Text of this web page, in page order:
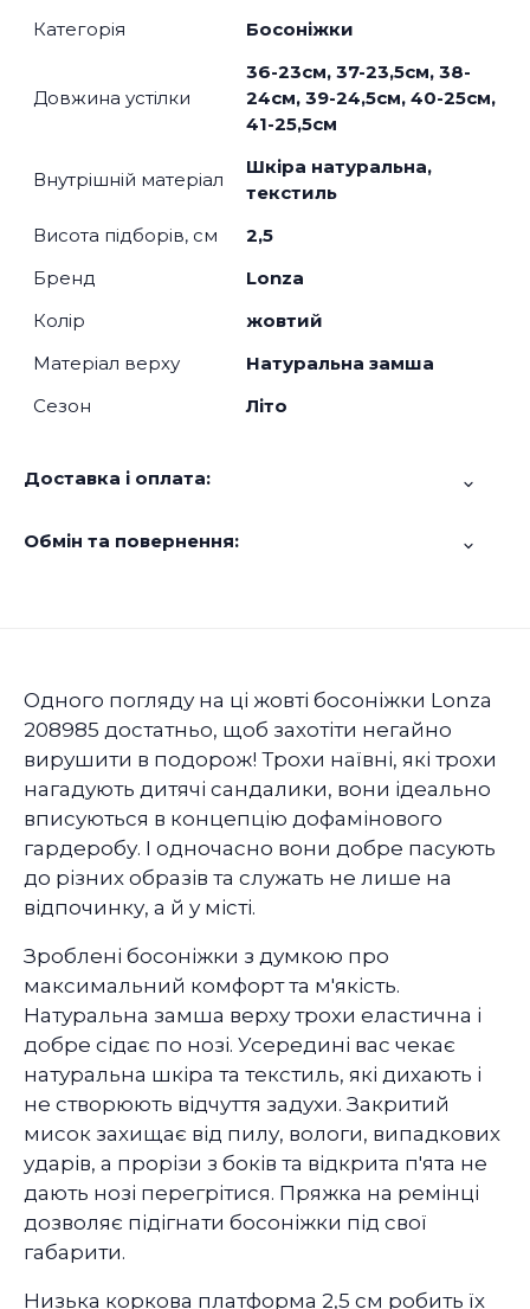
Категорія
Босоніжки
Довжина устілки
36-23см, 37-23,5см, 38-
24см, 39-24,5см, 40-25см,
41-25,5см
Внутрішній матеріал
Шкіра натуральна,
текстиль
Висота підборів, см
2,5
Бренд
Lonza
Колір
жовтий
Матеріал верху
Натуральна замша
Сезон
Літо
Доставка і оплата:
Обмін та повернення:
Одного погляду на ці жовті босоніжки Lonza
208985 достатньо, щоб захотіти негайно
вирушити в подорож! Трохи наївні, які трохи
нагадують дитячі сандалики, вони ідеально
вписуються в концепцію дофамінового
гардеробу. І одночасно вони добре пасують
до різних образів та служать не лише на
відпочинку, а й у місті.
Зроблені босоніжки з думкою про
максимальний комфорт та м'якість.
Натуральна замша верху трохи еластична і
добре сідає по нозі. Усередині вас чекає
натуральна шкіра та текстиль, які дихають і
не створюють відчуття задухи. Закритий
мисок захищає від пилу, вологи, випадкових
ударів, а прорізи з боків та відкрита п'ята не
дають нозі перегрітися. Пряжка на ремінці
дозволяє підігнати босоніжки під свої
габарити.
Низька коркова платформа 2,5 см робить їх